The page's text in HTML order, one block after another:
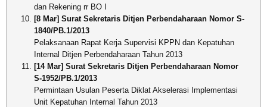
dan Rekening rr BO I
[8 Mar] Surat Sekretaris Ditjen Perbendaharaan Nomor S-
1840/PB.1/2013
Pelaksanaan Rapat Kerja Supervisi KPPN dan Kepatuhan
Internal Ditjen Perbendaharaan Tahun 2013
[14 Mar] Surat Sekretaris Ditjen Perbendaharaan Nomor
S-1952/PB.1/2013
Permintaan Usulan Peserta Diklat Akselerasi Implementasi
Unit Kepatuhan Internal Tahun 2013